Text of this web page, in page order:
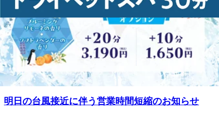
ョンスタジオマッサージ・整体ファンにも気持ちいいと大好
健康のための“予防”のボディケア始めませんか?≪アクセス
≫最寄駅:横浜市営地下鉄ブルーライン/グリーンライン セン
ター南駅センター北駅、あざみ野駅、中山駅、仲町台駅、日
吉駅からもアクセスしやすい!≪場所≫センター南駅1番出口
から徒歩1分!横浜市都筑区茅ケ崎中央6-1Southwood(サウスウ
ッド)3Fお気軽にご来店ください。v
としてると身体も固まりますので適度にストレッチや身体を
動かしてみてくださいね～～！本日も皆様のご来店をスタッ
フ一同心よりお待ちしております。直近の予約状況は、土日
祝が特に人気です!平日も埋まりやすい時間帯はありますが
比較的空きがあります!※ご予約状況は変わることがありま
す。お気軽にお電話でお問い合わせください。リラクゼーシ
ョンスタジオマッサージ・整体ファンにも気持ちいいと大好
評!話題のオリジナル「肩甲骨ストレッチ付ボディケア」で
≫最寄駅:横浜市営地下鉄ブルーライン/グリーンライン セン
Re.Ra.Kuセンター南サウスウッド店です。平素より当店をご
愛顧いただきありがとうございます。8/19(水)の営業時間を
下記の通りに変更させていただきます。10:00～21:00→10:00
～17:00皆様にご迷惑をおかけしますが、ご理解賜りますよ
うお願い申し上げます。また、ご予約はネットから24時間承
ることが可能です。空き状況の確認と合わせてご利用くださ
い。明日以降のご来店をスタッフ一同心よりお待ちしており
ます。直近の予約状況は、土日祝が特に人気です!平日も埋
まりやすい時間帯はありますが比較的空きがあります!※ご
予約状況は変わることがあります。お気軽にお電話でお問い
合わせください。リラクゼーションスタジオマッサージ・整
2026.07.16
本格的な夏の前に身体メンテナンスしませんか？
こんにちは!Re.Ra.Kuセンター南サウスウッド店です!梅雨入
りして、雨の日が続いています。来月くらいからは、暑い日
が続くと思うので、今のうちから身体のコンディションを整
えて過ごせるとよいですね♪最近は、エアコンがついている
ところもあるし、室内外の温度差で身体が冷えていません
2026.06.13
明日の台風接近に伴う営業時間短縮のお知らせ